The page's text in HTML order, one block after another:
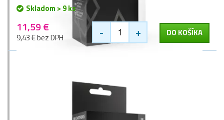
Skladom > 9 ks
11,59 €
9,43 € bez DPH - + DO KOŠÍKA